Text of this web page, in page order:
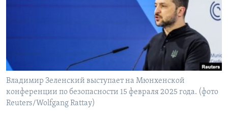
Языки
Владимир Зеленский выступает на Мюнхенской
конференции по безопасности 15 февраля 2025 года. (фото
Reuters/Wolfgang Rattay)